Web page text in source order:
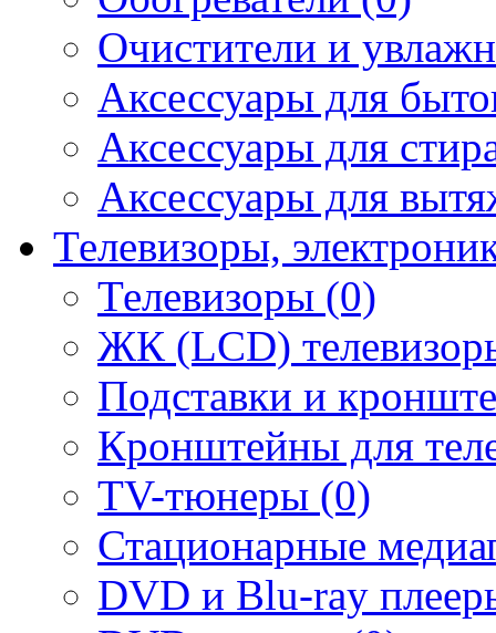
Очистители и
Аксессуары для
Аксессуары для
Аксессуары для
Телевизоры,
Телевизоры (0)
ЖК (LCD)
Подставки и
Кронштейны для
TV-тюнеры (0)
Стационарные
DVD и Blu-ray